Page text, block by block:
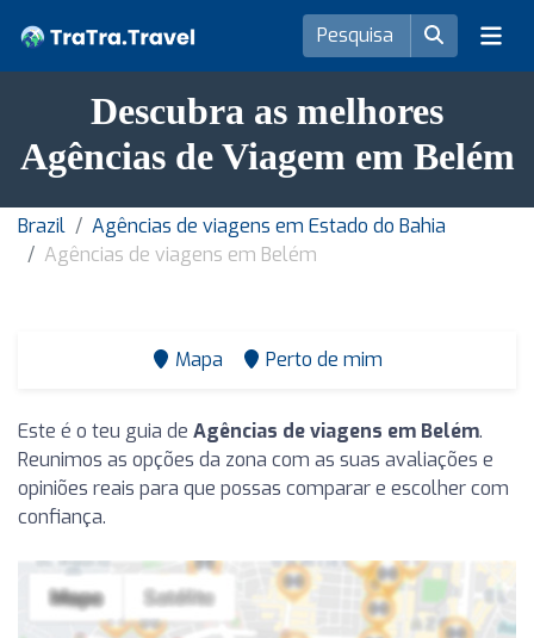
Descubra as melhores
Agências de Viagem em Belém
Brazil
Agências de viagens em Estado do Bahia
Agências de viagens em Belém
Mapa Perto de mim
Este é o teu guia de Agências de viagens em Belém.
Reunimos as opções da zona com as suas avaliações e
opiniões reais para que possas comparar e escolher com
confiança.